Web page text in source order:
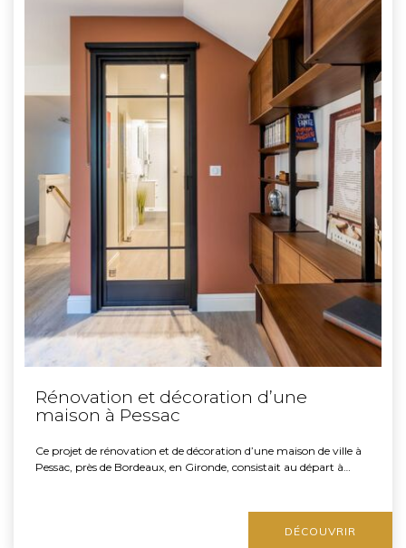
Rénovation et décoration d’une
maison à Pessac
Ce projet de rénovation et de décoration d’une maison de ville à
Pessac, près de Bordeaux, en Gironde, consistait au départ à…
DÉCOUVRIR